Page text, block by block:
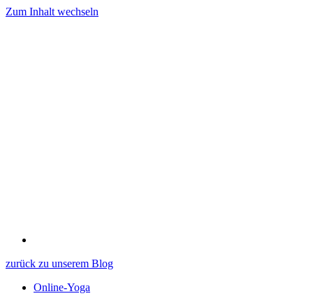
Zum Inhalt wechseln
zurück zu unserem Blog
Online-Yoga